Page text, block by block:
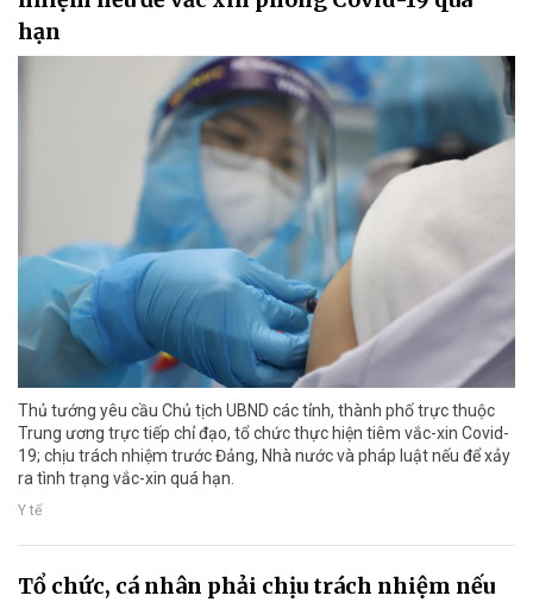
hạn
Thủ tướng yêu cầu Chủ tịch UBND các tỉnh, thành phố trực thuộc
Trung ương trực tiếp chỉ đạo, tổ chức thực hiện tiêm vắc-xin Covid-
19; chịu trách nhiệm trước Đảng, Nhà nước và pháp luật nếu để xảy
ra tình trạng vắc-xin quá hạn.
Y tế
Tổ chức, cá nhân phải chịu trách nhiệm nếu